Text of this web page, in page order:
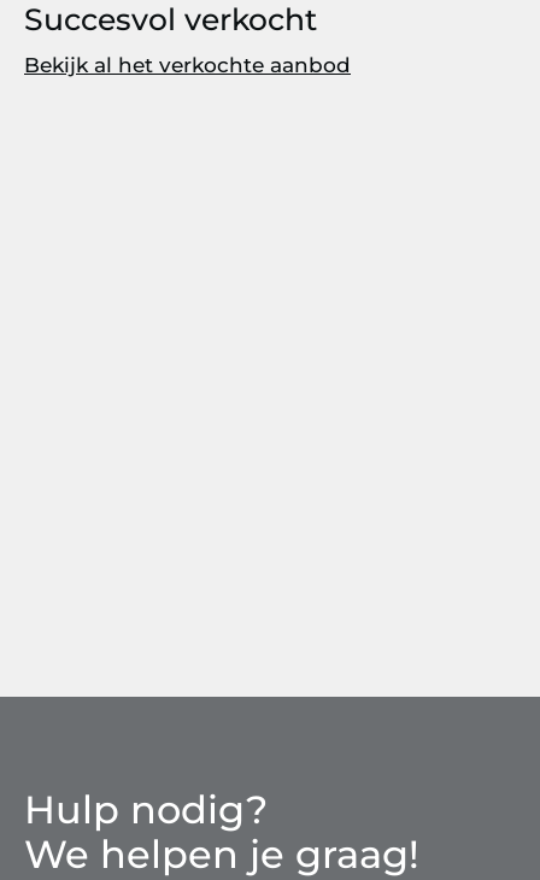
Succesvol verkocht
Bekijk al het verkochte aanbod
Hulp nodig?
We helpen je graag!